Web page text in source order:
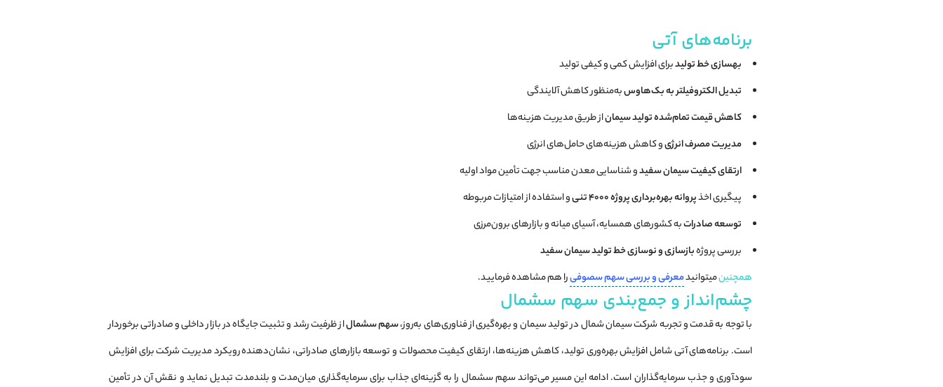
برنامه‌های آتی
بهسازی خط تولیدبرای افزایش کمی و کیفی تولید
تبدیل الکتروفیلتر به بک‌هاوسبه‌منظور کاهش آلایندگی
کاهش قیمت تمام‌شده تولید سیماناز طریق مدیریت هزینه‌ها
مدیریت مصرف انرژیو کاهش هزینه‌های حامل‌های انرژی
ارتقای کیفیت سیمان سفیدو شناسایی معدن مناسب جهت تأمین مواد اولیه
پیگیری اخذپروانه بهره‌برداری پروژه ۴۰۰۰ تنی
و استفاده از امتیازات مربوطه
توسعه صادراتبه کشورهای همسایه، آسیای میانه و بازارهای برون‌مرزی
بررسی پروژهبازسازی و نوسازی خط تولید سیمان سفید
همچنینمیتوانیدمعرفی و بررسی سهم سصوفیرا هم مشاهده فرمایید.
چشم‌انداز و جمع‌بندی سهم سشمال
با توجه به قدمت و تجربه شرکت سیمان شمال در تولید سیمان و بهره‌گیری از فناوری‌های به‌روز،سهم سشمالاز ظرفیت رشد و تثبیت جایگاه در بازار داخلی و صادراتی برخوردار
است. برنامه‌های آتی شامل افزایش بهره‌وری تولید، کاهش هزینه‌ها، ارتقای کیفیت محصولات و توسعه بازارهای صادراتی، نشان‌دهنده رویکرد مدیریت شرکت برای افزایش
سودآوری و جذب سرمایه‌گذاران است. ادامه این مسیر می‌تواند سهم سشمال را به گزینه‌ای جذاب برای سرمایه‌گذاری میان‌مدت و بلندمدت تبدیل نماید و نقش آن در تأمین